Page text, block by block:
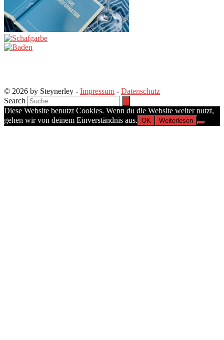
© 2026 by Steynerley - Impressum - Datenschutz
Search
Diese Website benutzt Cookies. Wenn du die Website weiter nutzt,
gehen wir von deinem Einverständnis aus. OK Weiterlesen